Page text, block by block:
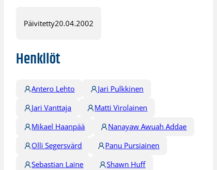
Päivitetty20.04.2002
Henkilöt
Antero Lehto
Jari Pulkkinen
Jari Vanttaja
Matti Virolainen
Mikael Haanpää
Nanayaw Awuah Addae
Olli Segersvärd
Panu Pursiainen
Sebastian Laine
Shawn Huff